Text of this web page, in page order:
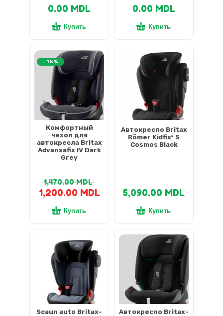
0.00 MDL
Купить
0.00 MDL
Купить
-18%
Комфортный
чехол для
автокресла Britax
Advansafix IV Dark
Grey
1,470.00MDL
1,200.00 MDL
Купить
Автокресло Britax
Römer Kidfix² S
Cosmos Black
5,090.00 MDL
Купить
Scaun auto Britax-
Автокресло Britax-